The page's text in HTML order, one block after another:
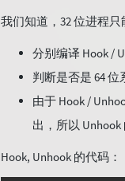
if (
{
}
{
我们知道，32 位进程只
分别编译 Hook /
判断是否是 64
由于 Hook /
出，所以
Hook, Unhook 的代码：